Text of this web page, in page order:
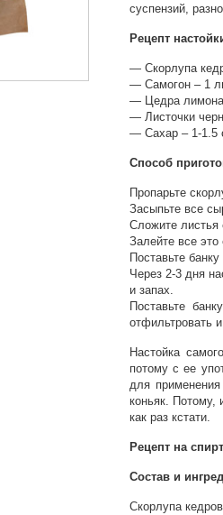
суспензий,
Рецепт
— Скорлупа
— Самогон – 1
— Цедра лимона
— Листочки
— Сахар – 1-1.5
Способ
Пропарьте
Засыпьте все
Сложите листья
Залейте все это
Поставьте
Через 2-3 дня
и запах.
Поставьте
отфильтровать
Настойка
потому с ее
для
коньяк. Потому,
как раз кстати.
Рецепт на
Состав и
Скорлупа